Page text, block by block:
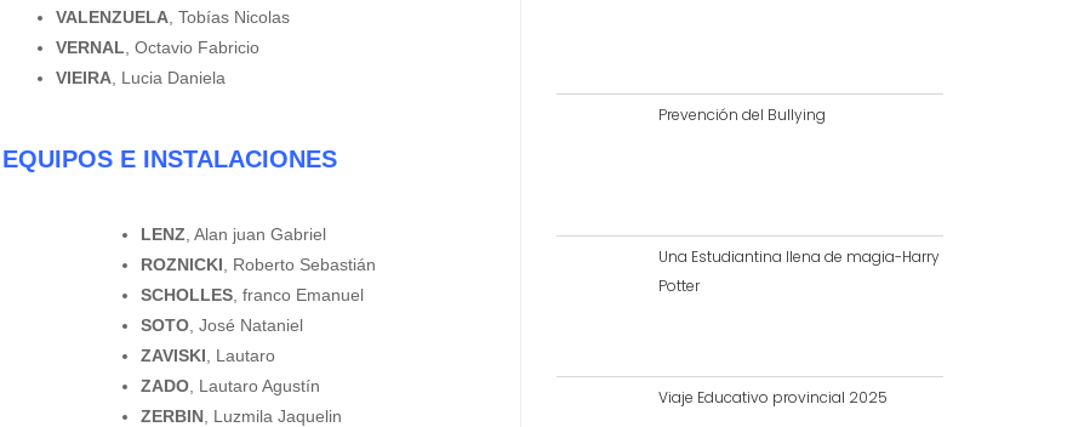
VALENZUELA , Tobías Nicolas
VERNAL , Octavio Fabricio
VIEIRA , Lucia Daniela
E INSTALACIONES
LENZ , Alan juan Gabriel
ROZNICKI , Roberto Sebastián
SCHOLLES , franco Emanuel
SOTO , José Nataniel
ZAVISKI , Lautaro
ZADO , Lautaro Agustín
ZERBIN , Luzmila Jaquelin
Prevención del Bullying
Una Estudiantina llena de magia-Harry
Potter
Viaje Educativo provincial 2025